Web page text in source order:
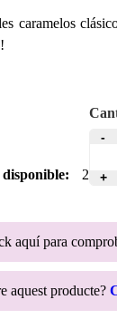
caramelos
2
-
+
aquí para
aquest producte?